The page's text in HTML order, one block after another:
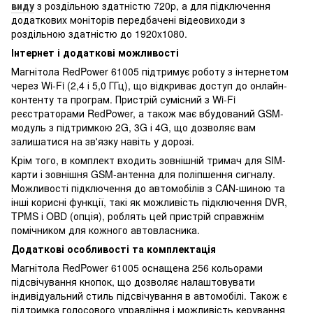
виду з роздільною здатністю 720p, а для підключення
додаткових моніторів передбачені відеовиходи з
роздільною здатністю до 1920x1080.
Інтернет і додаткові можливості
Магнітола RedPower 61005 підтримує роботу з інтернетом
через Wi-Fi (2,4 і 5,0 ГГц), що відкриває доступ до онлайн-
контенту та програм. Пристрій сумісний з Wi-Fi
реєстраторами RedPower, а також має вбудований GSM-
модуль з підтримкою 2G, 3G і 4G, що дозволяє вам
залишатися на зв'язку навіть у дорозі.
Крім того, в комплект входить зовнішній тримач для SIM-
карти і зовнішня GSM-антенна для поліпшення сигналу.
Можливості підключення до автомобілів з CAN-шиною та
інші корисні функції, такі як можливість підключення DVR,
TPMS і OBD (опція), роблять цей пристрій справжнім
помічником для кожного автовласника.
Додаткові особливості та комплектація
Магнітола RedPower 61005 оснащена 256 кольорами
підсвічування кнопок, що дозволяє налаштовувати
індивідуальний стиль підсвічування в автомобілі. Також є
підтримка голосового управління і можливість керування